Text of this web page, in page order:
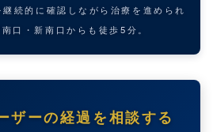
続的に確認しながら治療を進められ
口・新南口からも徒歩5分。
ザーの経過を相談する